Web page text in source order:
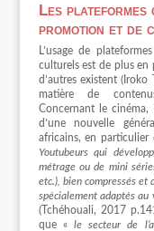
Les
promotion et de
L’usage de
culturels est de plus en
d’autres existent
matière de
Concernant le cinéma,
d’une nouvelle
africains, en
Youtubeurs qui
métrage ou de mini
etc.), bien compressés
spécialement adaptés
(Tchéhouali, 2017
que « le secteur de